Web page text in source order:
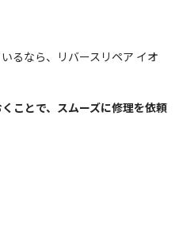
るなら、リバースリペア イオ
ことで、スムーズに修理を依頼